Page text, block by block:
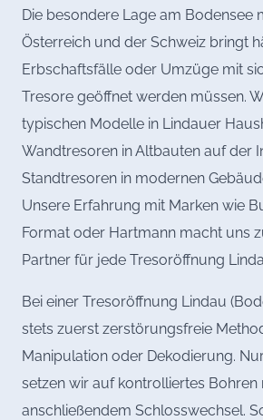
Die besondere Lage am Bodensee
Österreich und der Schweiz bringt
Erbschaftsfälle oder Umzüge mit
Tresore geöffnet werden müssen.
typischen Modelle in Lindauer
Wandtresoren in Altbauten auf der
Standtresoren in modernen
Unsere Erfahrung mit Marken wie
Format oder Hartmann macht uns
Partner für jede Tresoröffnung
Bei einer Tresoröffnung Lindau
stets zuerst zerstörungsfreie
Manipulation oder Dekodierung.
setzen wir auf kontrolliertes Bohren
anschließendem Schlosswechsel.